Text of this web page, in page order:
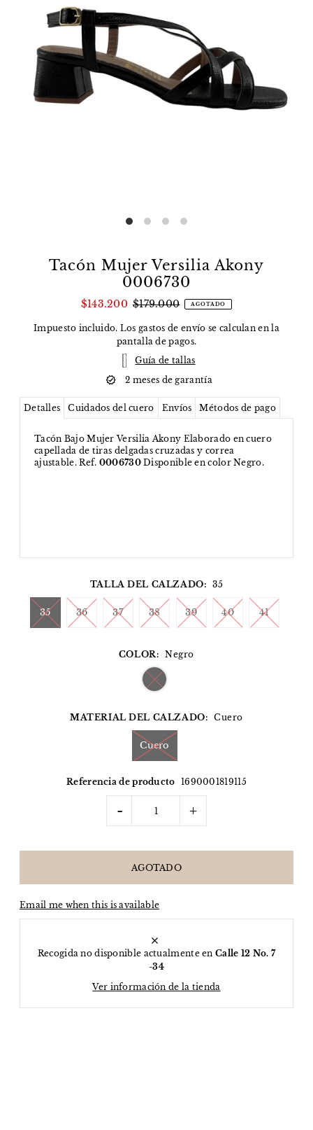
Tacón Mujer Versilia Akony
0006730
$143.200 $179.000 AGOTADO
Impuesto incluido. Los gastos de envío se calculan en la
pantalla de pagos.
Guía de tallas
2 meses de garantía
Detalles Cuidados del cuero Envíos Métodos de pago
Tacón Bajo Mujer Versilia Akony Elaborado en cuero
capellada de tiras delgadas cruzadas y correa
ajustable. Ref. 0006730Disponible en color Negro.
TALLA DEL CALZADO: 35
35 36 37 38 39 40 41
COLOR: Negro
MATERIAL DEL CALZADO: Cuero
Cuero
Referencia de producto 1690001819115
- +
Email me when this is available
Recogida no disponible actualmente enCalle 12 No. 7
-34
Ver información de la tienda